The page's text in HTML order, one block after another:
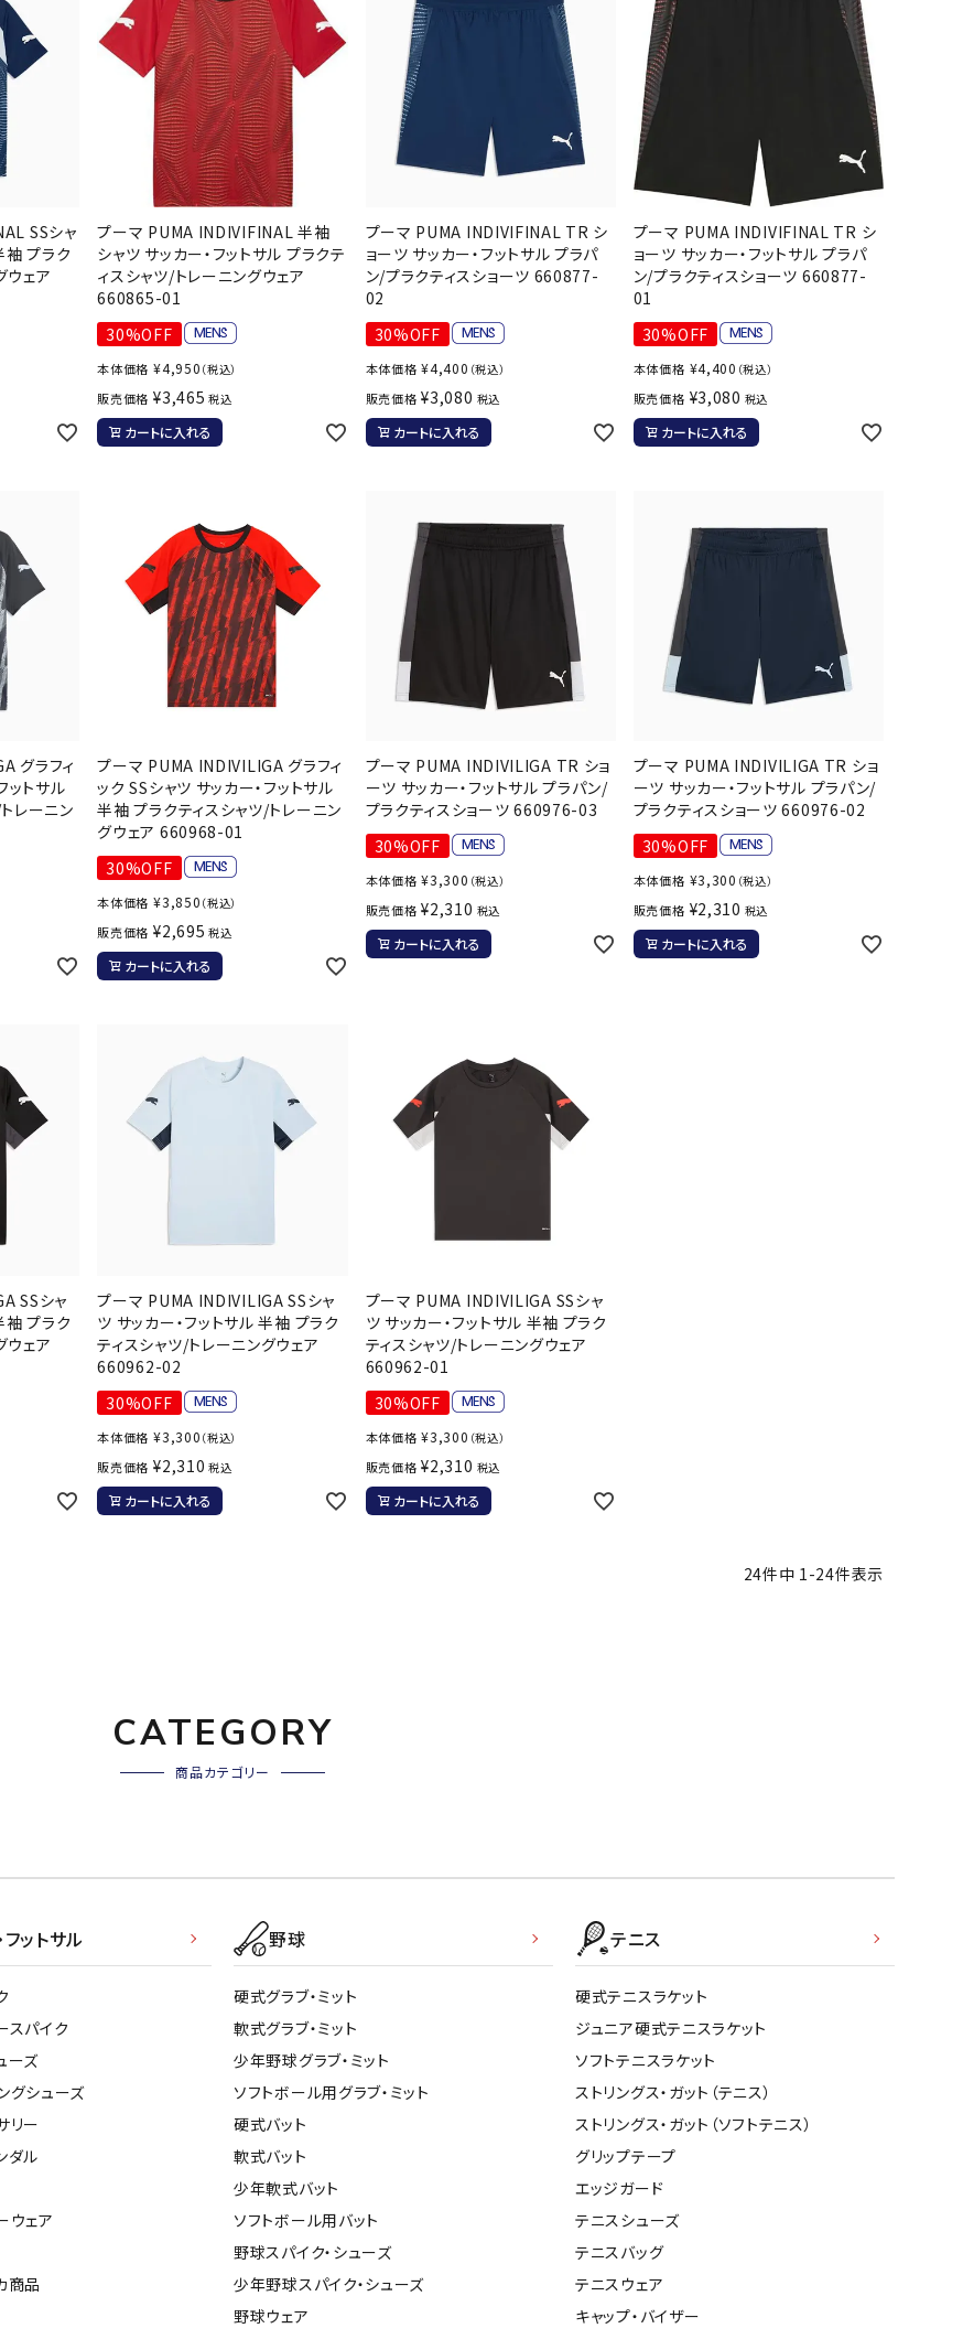
マリンスポーツ
ランニングバッグ・ポーチ
グシューズ
ー
フィットネス・ヨガ
ヨガウェア
ヨガアクセサリー
ダンス・フィットネスウェア
インナーウェア
その他アクセサリー
トレーニング用品
トレーニング用品
メンズアウトドアウェア
キッズ・ベビーアウトドアウェア
アウトドアシューズ
帽子
ソックス
バッグ
その他アクセサリー
メンズウェア
ウィメンズウェア
キッズウェア
コンプレッションウェア
インナーウェア
ブーツ・サンダル
バッグ
ソックス
その他アクセサリー
キャリー・コンテナ
テーブル・チェア関連
テーブルウェア
バーベキュー・焚き火
バッグ
ベット・マット・シート
ライト・ランタン
その他アクセサリー
Rawlings Real Stone SALOMON
SAYSKY Sondico SPAZIO Speedo SSK
Super
Natural
TRIGGERPOI
NT
Wacoal CW-X Wstudio YASAKA YONEX
ZETT
SSシャ
袖 プラク
ウェア
プーマ PUMA INDIVIFINAL 半袖
シャツ サッカー・フットサル プラクテ
ィスシャツ/トレーニングウェア
660865-01
30%OFF
本体価格 ¥4,950 （税込）
販売価格 ¥3,465 税込
カートに入れる
プーマ PUMA INDIVIFINAL TR シ
ョーツ サッカー・フットサル プラパ
ン/プラクティスショーツ 660877-
02
30%OFF
本体価格 ¥4,400 （税込）
販売価格 ¥3,080 税込
カートに入れる
プーマ PUMA INDIVIFINAL TR シ
ョーツ サッカー・フットサル プラパ
ン/プラクティスショーツ 660877-
01
30%OFF
本体価格 ¥4,400 （税込）
販売価格 ¥3,080 税込
カートに入れる
グラフィ
ットサル
レーニン
プーマ PUMA INDIVILIGA グラフィ
ック SSシャツ サッカー・フットサル
半袖 プラクティスシャツ/トレーニン
グウェア 660968-01
30%OFF
本体価格 ¥3,850 （税込）
販売価格 ¥2,695 税込
カートに入れる
プーマ PUMA INDIVILIGA TR ショ
ーツ サッカー・フットサル プラパン/
プラクティスショーツ 660976-03
30%OFF
本体価格 ¥3,300 （税込）
販売価格 ¥2,310 税込
カートに入れる
プーマ PUMA INDIVILIGA TR ショ
ーツ サッカー・フットサル プラパン/
プラクティスショーツ 660976-02
30%OFF
本体価格 ¥3,300 （税込）
販売価格 ¥2,310 税込
カートに入れる
SSシャ
袖 プラク
ウェア
プーマ PUMA INDIVILIGA SSシャ
ツ サッカー・フットサル 半袖 プラク
ティスシャツ/トレーニングウェア
660962-02
30%OFF
本体価格 ¥3,300 （税込）
販売価格 ¥2,310 税込
カートに入れる
プーマ PUMA INDIVILIGA SSシャ
ツ サッカー・フットサル 半袖 プラク
ティスシャツ/トレーニングウェア
660962-01
30%OFF
本体価格 ¥3,300 （税込）
販売価格 ¥2,310 税込
カートに入れる
24件中 1 -24件表示
CATEGORY
商品カテゴリー
ットサル
スパイク
ーズ
グシューズ
リー
ダル
ウェア
商品
野球
硬式グラブ・ミット
軟式グラブ・ミット
少年野球グラブ・ミット
ソフトボール用グラブ・ミット
硬式バット
軟式バット
少年軟式バット
ソフトボール用バット
野球スパイク・シューズ
少年野球スパイク・シューズ
野球ウェア
テニス
硬式テニスラケット
ジュニア硬式テニスラケット
ソフトテニスラケット
ストリングス・ガット（テニス）
ストリングス・ガット（ソフトテニス）
グリップテープ
エッジガード
テニスシューズ
テニスバッグ
テニスウェア
キャップ・バイザー